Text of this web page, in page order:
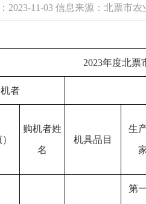
2023-11-03 信息来源：北票市
2023年度北
者
购机者姓
名
机具品目
生
第